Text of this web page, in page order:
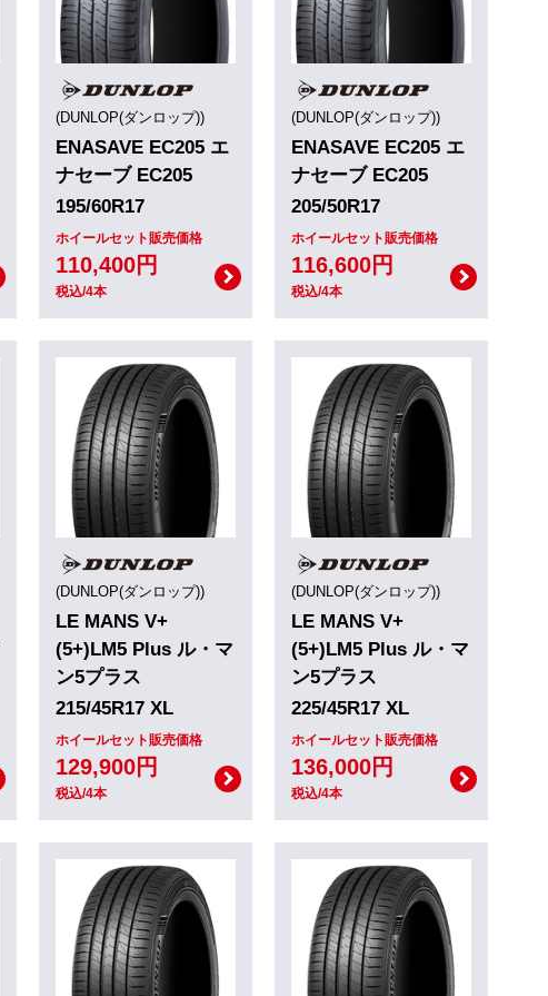
(DUNLOP(ダンロップ))
ENASAVE EC205 エ
ナセーブ EC205
195/60R17
ホイールセット販売価格
110,400円
税込/4本
(DUNLOP(ダンロップ))
ENASAVE EC205 エ
ナセーブ EC205
205/50R17
ホイールセット販売価格
116,600円
税込/4本
(DUNLOP(ダンロップ))
LE MANS V+
(5+)LM5 Plus ル・マ
ン5プラス
215/45R17 XL
ホイールセット販売価格
129,900円
税込/4本
(DUNLOP(ダンロップ))
LE MANS V+
(5+)LM5 Plus ル・マ
ン5プラス
225/45R17 XL
ホイールセット販売価格
136,000円
税込/4本